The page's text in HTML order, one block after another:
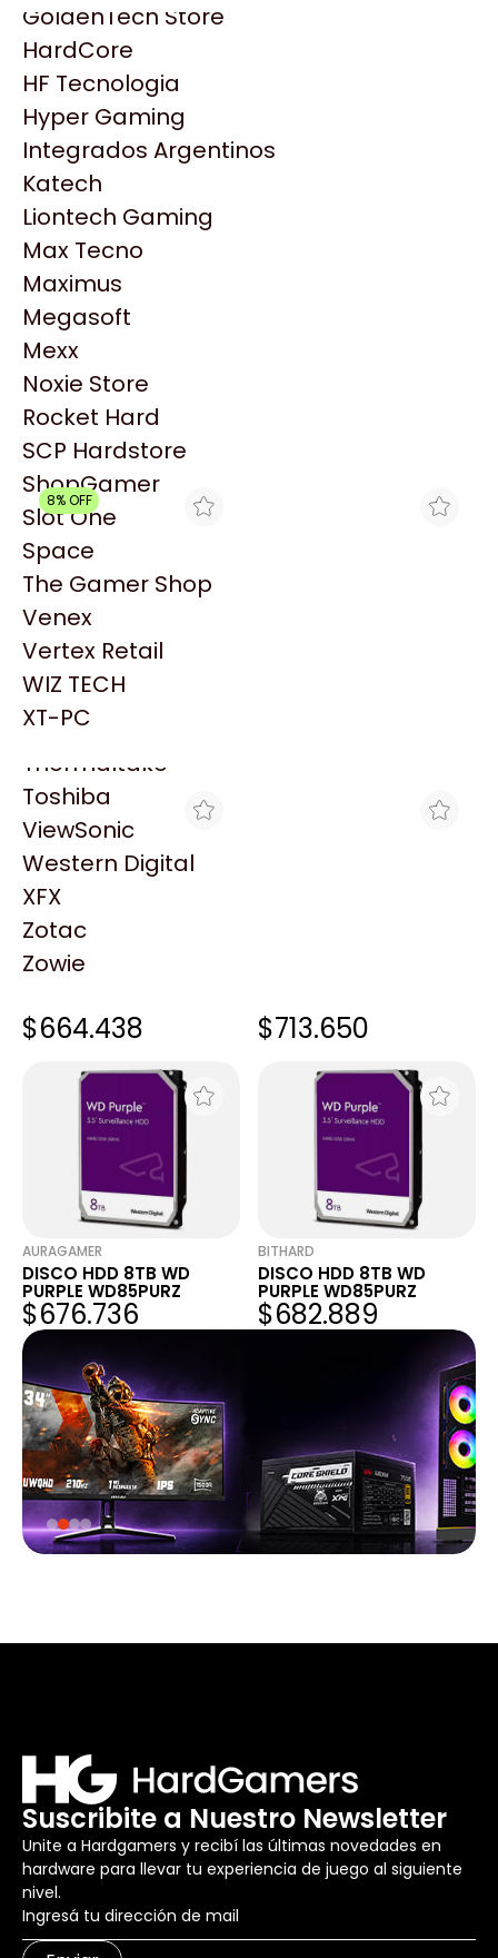
HP
HyperX
INNO3D
Intel
Kingston
Lenovo
Logitech
MSI
NVIDIA GeForce
NZXT
PNY
Palit
Philips
PowerColor
Razer
Redragon
Samsung
Sandisk
Sapphire
Seagate
Sentey
Solarmax
Thermaltake
Toshiba
ViewSonic
Western Digital
XFX
Zotac
Zowie
GoldenTech Store
HardCore
HF Tecnologia
Hyper Gaming
Integrados Argentinos
Katech
Liontech Gaming
Max Tecno
Maximus
Megasoft
Mexx
Noxie Store
Rocket Hard
SCP Hardstore
ShopGamer
Slot One
Space
The Gamer Shop
Venex
Vertex Retail
WIZ TECH
XT-PC
Productos
Similares
Explorá más productos similares
8% OFF
ENJOY COMPUTER
DISCO RIGIDO HDD 6TB
$584.060
THE GAMER SHOP
$664.438 $713.650
AURAGAMER
DISCO HDD 8TB WD
PURPLE WD85PURZ
$676.736
BITHARD
DISCO HDD 8TB WD
PURPLE WD85PURZ
$682.889
Suscribite a Nuestro Newsletter
Unite a Hardgamers y recibí las últimas novedades en
hardware para llevar tu experiencia de juego al siguiente
nivel.